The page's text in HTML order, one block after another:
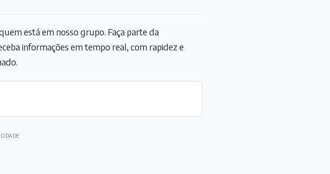
está em nosso grupo. Faça parte da
informações em tempo real, com rapidez e